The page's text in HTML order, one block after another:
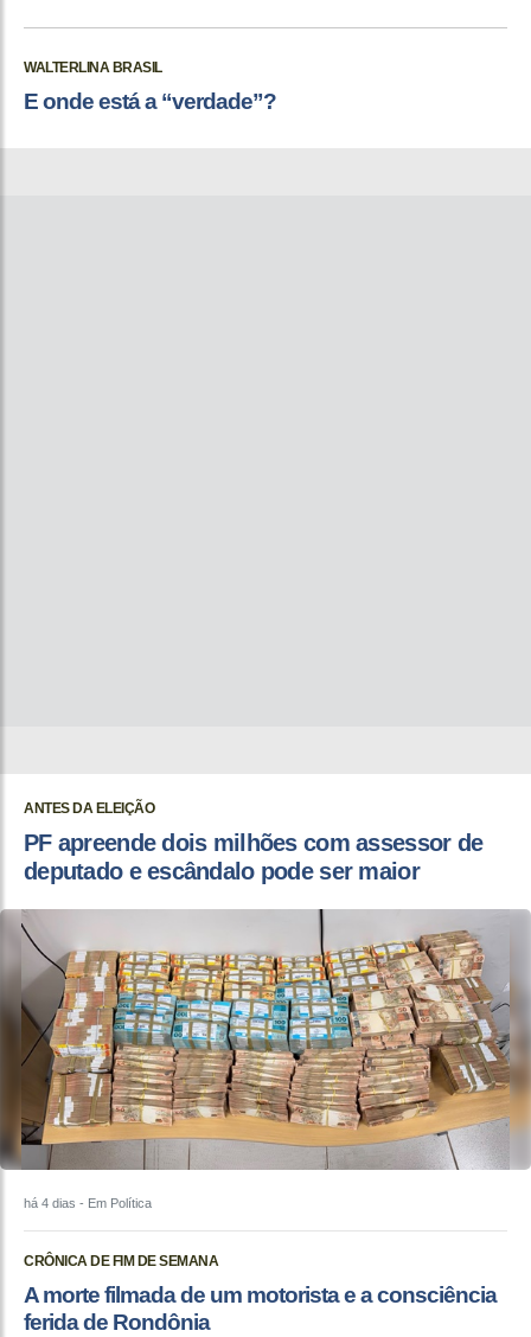
WALTERLINA BRASIL
E onde está a “verdade”?
ANTES DA ELEIÇÃO
PF apreende dois milhões com assessor de
deputado e escândalo pode ser maior
há 4 dias - Em Política
CRÔNICA DE FIM DE SEMANA
A morte filmada de um motorista e a consciência
ferida de Rondônia